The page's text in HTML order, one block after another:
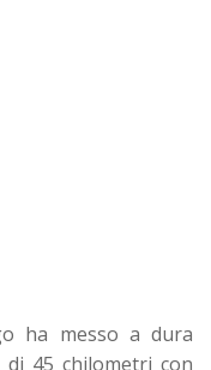
ha messo a dura
45 chilometri con